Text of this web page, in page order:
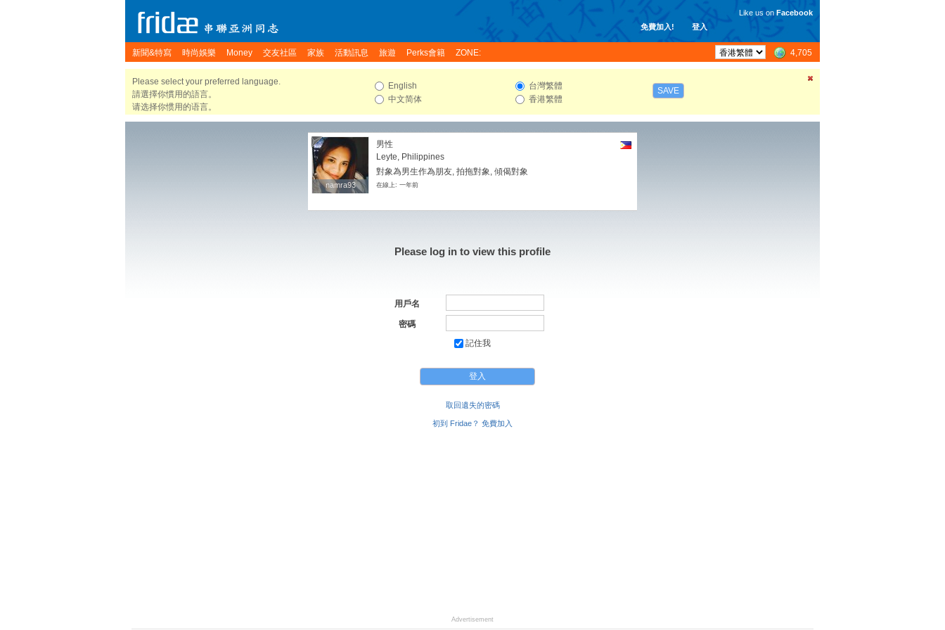
免費加入! 登入
Like us on Facebook
新聞&特寫 時尚娛樂 Money 交友社區 家族 活動訊息 旅遊 Perks會籍 ZONE: 4,705
Please select your preferred language.
請選擇你慣用的語言。
请选择你惯用的语言。
English
中文简体
台灣繁體
香港繁體
SAVE
namra93
namra93
男性
Leyte, Philippines
對象為男生作為朋友, 拍拖對象, 傾偈對象
在線上: 一年前
Please log in to view this profile
用戶名
密碼
記住我
取回遺失的密碼
初到 Fridae？ 免費加入
Advertisement